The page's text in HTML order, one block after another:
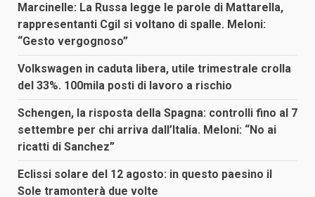
Marcinelle: La Russa legge le parole di Mattarella,
rappresentanti Cgil si voltano di spalle. Meloni:
“Gesto vergognoso”
Volkswagen in caduta libera, utile trimestrale crolla
del 33%. 100mila posti di lavoro a rischio
Schengen, la risposta della Spagna: controlli fino al 7
settembre per chi arriva dall’Italia. Meloni: “No ai
ricatti di Sanchez”
Eclissi solare del 12 agosto: in questo paesino il
Sole tramonterà due volte